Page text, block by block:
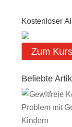
Kostenloser
Zum Kurs
Beliebte
Problem mit
Kindern